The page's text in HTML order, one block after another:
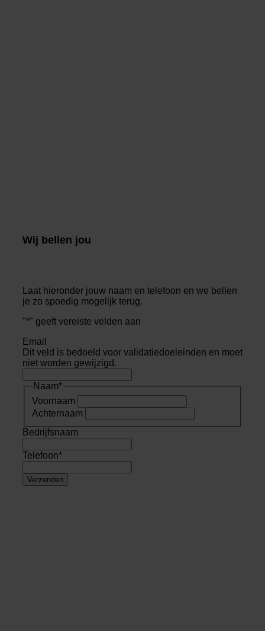
Wij bellen jou
Laat hieronder jouw naam en telefoon en we bellen
je zo spoedig mogelijk terug.
"*" geeft vereiste velden aan
Email
Dit veld is bedoeld voor validatiedoeleinden en moet
niet worden gewijzigd.
Naam*
Voornaam
Achternaam
Bedrijfsnaam
Telefoon*